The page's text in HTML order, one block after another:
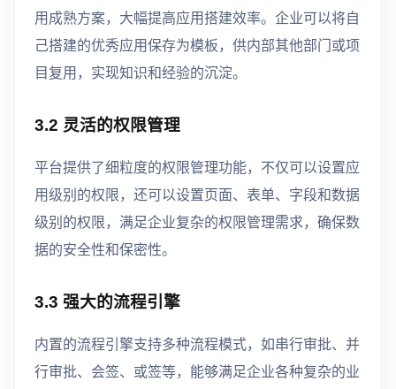
用成熟方案，大幅提高应用搭建效率。企业可以将自
己搭建的优秀应用保存为模板，供内部其他部门或项
目复用，实现知识和经验的沉淀。
3.2 灵活的权限管理
平台提供了细粒度的权限管理功能，不仅可以设置应
用级别的权限，还可以设置页面、表单、字段和数据
级别的权限，满足企业复杂的权限管理需求，确保数
据的安全性和保密性。
3.3 强大的流程引擎
内置的流程引擎支持多种流程模式，如串行审批、并
行审批、会签、或签等，能够满足企业各种复杂的业